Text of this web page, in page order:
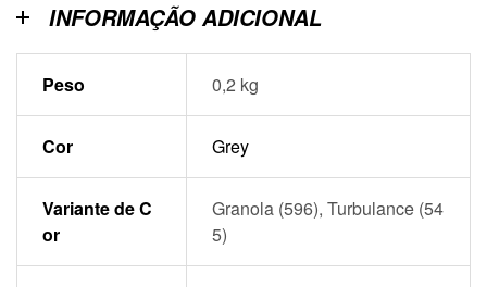
INFORMAÇÃO ADICIONAL
Peso 0,2 kg
Cor Grey
Variante de C
or
Granola (596), Turbulance (54
5)